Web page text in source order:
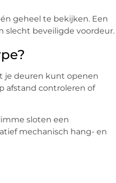
geheel te bekijken. Een
slecht beveiligde voordeur.
je deuren kunt openen
afstand controleren of
sloten een
mechanisch hang- en